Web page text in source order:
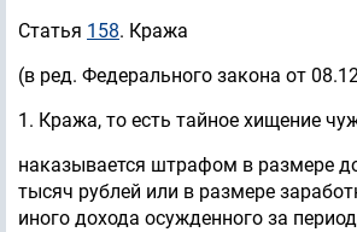
Статья 158. Кража
(в ред. Федерального закона от
1. Кража, то есть тайное хищение
наказывается штрафом в размере
тысяч рублей или в размере
иного дохода осужденного за